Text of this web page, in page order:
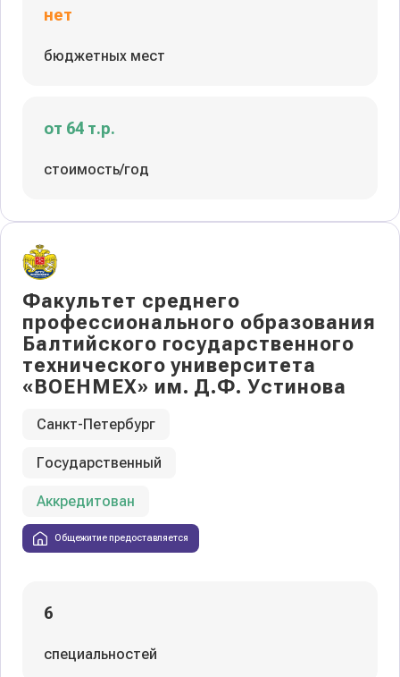
нет
бюджетных мест
от 64 т.р.
стоимость/год
Факультет среднего
профессионального образования
Балтийского государственного
технического университета
«ВОЕНМЕХ» им. Д.Ф. Устинова
Санкт-Петербург
Государственный
Аккредитован
Общежитие предоставляется
6
специальностей